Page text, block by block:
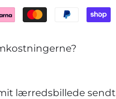
lærredsbillede